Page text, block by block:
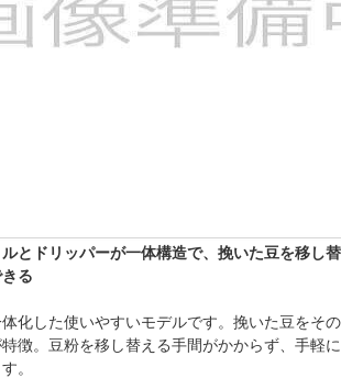
とドリッパーが一体構造で、挽いた豆を移し替
る
化した使いやすいモデルです。挽いた豆をその
徴。豆粉を移し替える手間がかからず、手軽に
。